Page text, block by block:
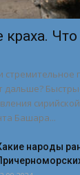
краха.
стремительное
дальше?
Башара...
народы